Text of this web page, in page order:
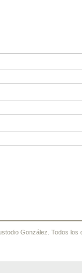
González. Todos